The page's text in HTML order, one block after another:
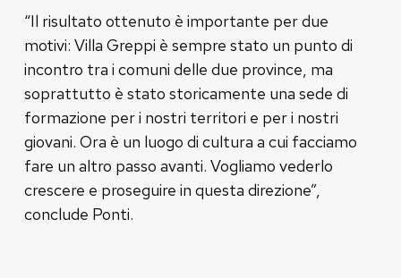
“Il risultato ottenuto è importante per due
motivi: Villa Greppi è sempre stato un punto di
incontro tra i comuni delle due province, ma
soprattutto è stato storicamente una sede di
formazione per i nostri territori e per i nostri
giovani. Ora è un luogo di cultura a cui facciamo
fare un altro passo avanti. Vogliamo vederlo
crescere e proseguire in questa direzione”,
conclude Ponti.